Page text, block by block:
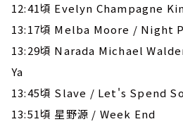
12:41頃 Evelyn Champagne
13:17頃 Melba Moore / Night
13:29頃 Narada Michael
Ya
13:45頃 Slave / Let's Spend
13:51頃 星野源 / Week End